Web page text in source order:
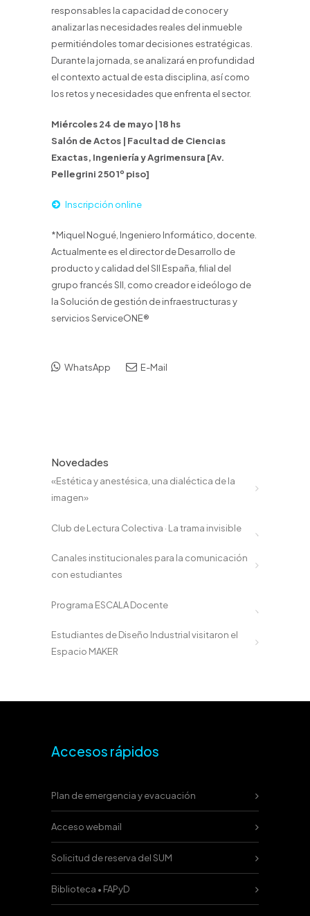
responsables la capacidad de conocer y
analizar las necesidades reales del inmueble
permitiéndoles tomar decisiones estratégicas.
Durante la jornada, se analizará en profundidad
el contexto actual de esta disciplina, así como
los retos y necesidades que enfrenta el sector.
Miércoles 24 de mayo | 18 hs
Salón de Actos | Facultad de Ciencias
Exactas, Ingeniería y Agrimensura [Av.
Pellegrini 250 1º piso]
Inscripción online
*Miquel Nogué, Ingeniero Informático, docente.
Actualmente es el director de Desarrollo de
producto y calidad del SII España, filial del
grupo francés SII, como creador e ideólogo de
la Solución de gestión de infraestructuras y
servicios ServiceONE®
WhatsApp E-Mail
Novedades
«Estética y anestésica, una dialéctica de la
imagen»
Club de Lectura Colectiva · La trama invisible
Canales institucionales para la comunicación
con estudiantes
Programa ESCALA Docente
Estudiantes de Diseño Industrial visitaron el
Espacio MAKER
Accesos rápidos
Plan de emergencia y evacuación
Acceso webmail
Solicitud de reserva del SUM
Biblioteca • FAPyD